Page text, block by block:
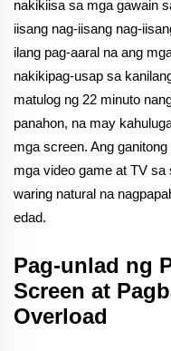
nakikiisa sa mga gawain
iisang nag-iisang nag-
ilang pag-aaral na ang
nakikipag-usap sa
matulog ng 22 minuto
panahon, na may
mga screen. Ang
mga video game at TV
waring natural na
edad.
Pag-unlad ng
Screen at
Overload